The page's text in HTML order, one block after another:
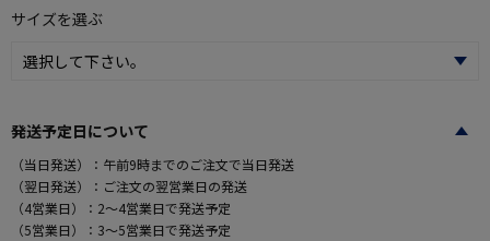
サイズを選ぶ
発送予定日について
（当日発送）：午前9時までのご注文で当日発送
（翌日発送）：ご注文の翌営業日の発送
（4営業日）：2～4営業日で発送予定
（5営業日）：3～5営業日で発送予定